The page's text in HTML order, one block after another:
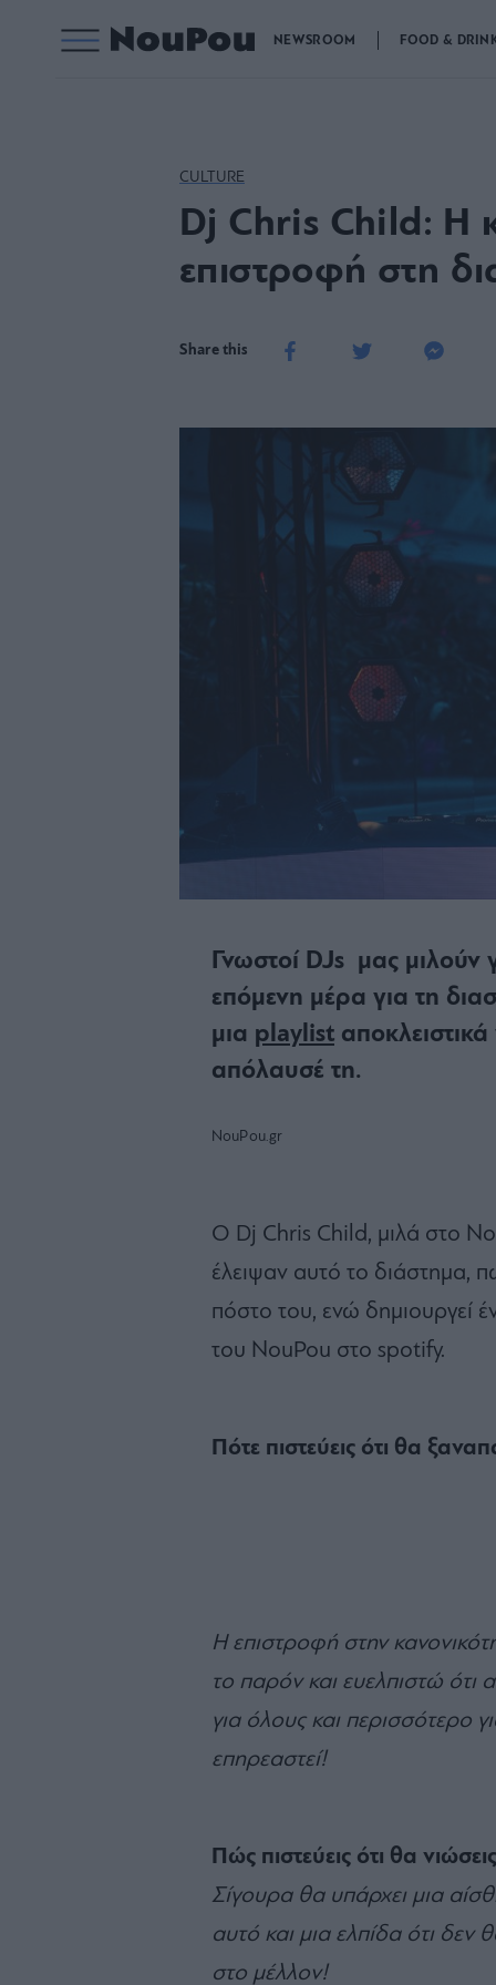
NEWSROOM FOOD &
CULTURE
Dj Chris Child: Η
επιστροφή στη
Share this
Γνωστοί DJs μας μιλούν
επόμενη μέρα για τη
μια playlist
απόλαυσέ τη.
NouPou.gr
Ο Dj Chris Child, μιλά στο
έλειψαν αυτό το διάστημα,
πόστο του, ενώ δημιουργεί
του NouPou στο spotify.
Πότε πιστεύεις ότι θα
Η επιστροφή στην
το παρόν και ευελπιστώ ότι
για όλους και περισσότερο
επηρεαστεί!
Πώς πιστεύεις ότι θα
Σίγουρα θα υπάρχει μια
αυτό και μια ελπίδα ότι δεν
στο μέλλον!